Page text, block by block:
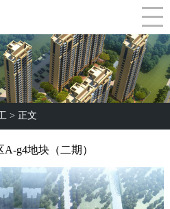
> 正文
g4地块（二期）